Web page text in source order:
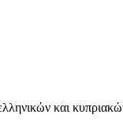
και